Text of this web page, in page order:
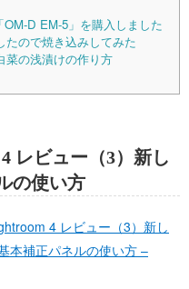
D EM-5」を購入しました
たので焼き込みしてみた
菜の浅漬けの作り方
レビュー（3）新し
の使い方
4 レビュー（3）新し
本補正パネルの使い方 –